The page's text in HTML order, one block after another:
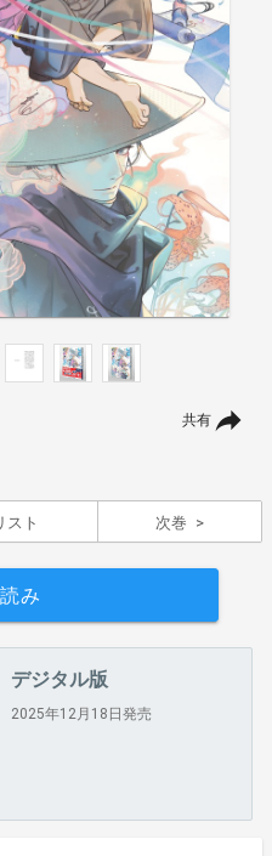
共有
スト 次巻
み
デジタル版
2025年12月18日発売